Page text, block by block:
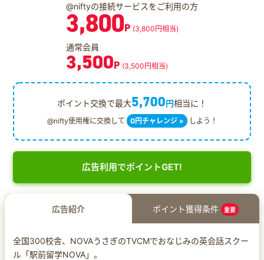
@niftyの接続サービスをご利用の方
3,800P (3,800円相当)
通常会員
3,500P (3,500円相当)
ポイント交換で最大5,700円相当に！
@nifty使用権に交換して 0円チャレンジ » しよう！
広告利用でポイントGET!
広告紹介 ポイント獲得条件 重要
全国300校舎、NOVAうさぎのTVCMでおなじみの英会話スクー
ル「駅前留学NOVA」。